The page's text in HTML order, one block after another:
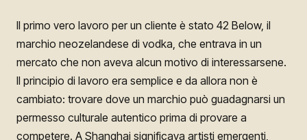
Il primo vero lavoro per un cliente è stato 42 Below, il
marchio neozelandese di vodka, che entrava in un
mercato che non aveva alcun motivo di interessarsene.
Il principio di lavoro era semplice e da allora non è
cambiato: trovare dove un marchio può guadagnarsi un
permesso culturale autentico prima di provare a
competere. A Shanghai significava artisti emergenti,